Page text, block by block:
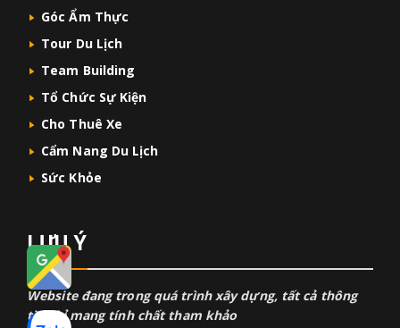
Góc Ẩm Thực
Tour Du Lịch
Team Building
Tổ Chức Sự Kiện
Cho Thuê Xe
Cẩm Nang Du Lịch
Sức Khỏe
LƯU Ý
Website đang trong quá trình xây dựng, tất cả thông
tin chỉ mang tính chất tham khảo